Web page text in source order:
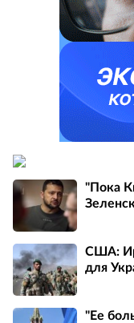
"Пока
США:
для
"Ее